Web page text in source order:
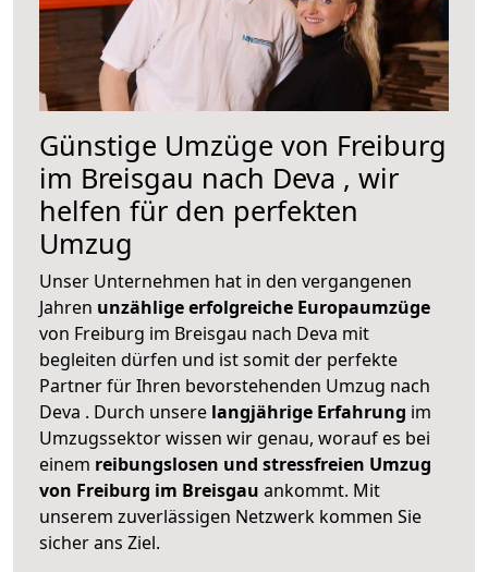
Günstige Umzüge von Freiburg
im Breisgau nach Deva , wir
helfen für den perfekten
Umzug
Unser Unternehmen hat in den vergangenen
Jahren unzählige erfolgreiche Europaumzüge
von Freiburg im Breisgau nach Deva mit
begleiten dürfen und ist somit der perfekte
Partner für Ihren bevorstehenden Umzug nach
Deva . Durch unsere langjährige Erfahrung im
Umzugssektor wissen wir genau, worauf es bei
einem reibungslosen und stressfreien Umzug
von Freiburg im Breisgau ankommt. Mit
unserem zuverlässigen Netzwerk kommen Sie
sicher ans Ziel.